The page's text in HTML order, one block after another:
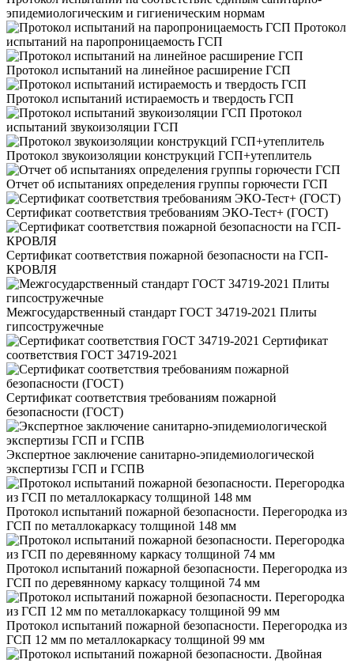
эпидемиологическим и гигиеническим нормам
Протокол
испытаний на паропроницаемость ГСП
Протокол испытаний на линейное расширение ГСП
Протокол испытаний истираемость и твердость ГСП
Протокол
испытаний звукоизоляции ГСП
Протокол звукоизоляции конструкций ГСП+утеплитель
Отчет об испытаниях определения группы горючести ГСП
Сертификат соответствия требованиям ЭКО-Тест+ (ГОСТ)
Сертификат соответствия пожарной безопасности на ГСП-
КРОВЛЯ
Межгосударственный стандарт ГОСТ 34719-2021 Плиты
гипсостружечные
Сертификат
соответствия ГОСТ 34719-2021
Сертификат соответствия требованиям пожарной
безопасности (ГОСТ)
Экспертное заключение санитарно-эпидемиологической
экспертизы ГСП и ГСПВ
Протокол испытаний пожарной безопасности. Перегородка из
ГСП по металлокаркасу толщиной 148 мм
Протокол испытаний пожарной безопасности. Перегородка из
ГСП по деревянному каркасу толщиной 74 мм
Протокол испытаний пожарной безопасности. Перегородка из
ГСП 12 мм по металлокаркасу толщиной 99 мм